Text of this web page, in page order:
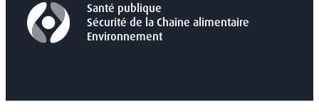
Santé publique
Sécurité de la Chaîne alimentaire
Environnement